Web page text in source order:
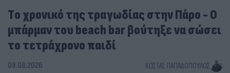
Tο χρονικό της τραγωδίας στην Πάρο - Ο
μπάρμαν του beach bar βούτηξε να σώσει
το τετράχρονο παιδί
08.08.2026 ΚΏΣΤΑΣ ΠΑΠΑΔΌΠΟΥΛΟΣ